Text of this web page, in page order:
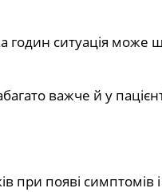
годин ситуація може
важче й у
при появі симптомів